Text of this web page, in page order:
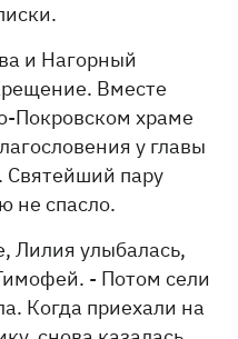
и Нагорный
Вместе
Покровском храме
у главы
пару
не спасло.
Лилия улыбалась,
- Потом сели
Когда приехали на